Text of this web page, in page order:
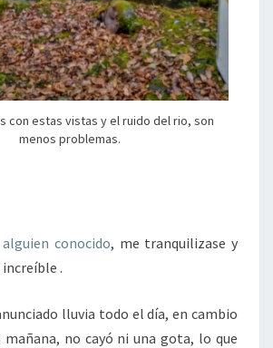
con estas vistas y el ruido del rio, son
menos problemas.
alguien conocido, me tranquilizase y
increíble .
lluvia todo el día, en cambio
no cayó ni una gota, lo que